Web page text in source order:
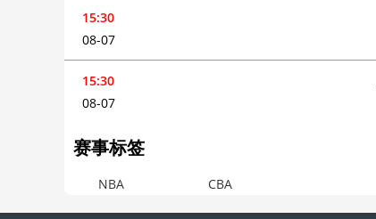
15:30
08-07
15:30
08-07
赛事标签
NBA CBA